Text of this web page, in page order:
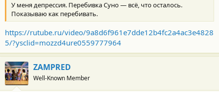
У меня депрессия. Перебивка Суно — всё, что осталось.
Показываю как перебивать.
https://rutube.ru/video/9a8d6f961e7dde12b4fc2a4ac3e4828
5/?ysclid=mozzd4ure0559777964
ZAMPRED
Well-Known Member